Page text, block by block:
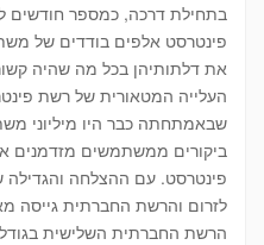
בתחילת דרכה, כמספר
פינטרסט אלפים בודדים של
את דלתותיהן בכל מה שהיה
שבאמתחתה כבר היו מיליוני
ביקורים ממשתמשים מזדמנים
פינטרסט. עם ההצלחה
לזרום והרשת החברתית גייסה
הרשת החברתית השלישית